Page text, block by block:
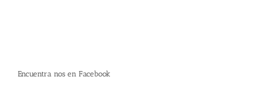
Encuentra nos en Facebook